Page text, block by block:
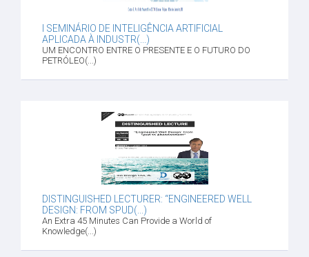
I SEMINÁRIO DE INTELIGÊNCIA ARTIFICIAL
APLICADA À INDUSTR(...)
UM ENCONTRO ENTRE O PRESENTE E O FUTURO DO
PETRÓLEO(...)
DISTINGUISHED LECTURER: “ENGINEERED WELL
DESIGN: FROM SPUD(...)
An Extra 45 Minutes Can Provide a World of
Knowledge(...)